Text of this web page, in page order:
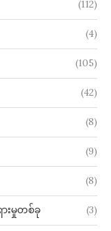
(112)
(4)
(105)
(42)
(8)
(9)
(8)
ားမှုတစ်ခု (3)